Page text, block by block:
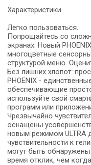
Характеристики
Легко пользоваться.
Попрощайтесь со
экранах. Новый
многоцветные
структурой меню.
Без лишних хлопот:
PHOENIX -
обеспечивающие
используйте свой
программ или
Чрезвычайно
оснащены
новым режимом ULTRA
чувствительности к
могут быть
время отклик, чем